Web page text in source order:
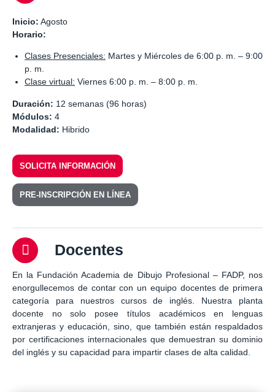
Inicio: Agosto
Horario:
Clases Presenciales: Martes y Miércoles de 6:00 p. m. – 9:00
p. m.
Clase virtual: Viernes 6:00 p. m. – 8:00 p. m.
Duración: 12 semanas (96 horas)
Módulos: 4
Modalidad: Hibrido
SOLICITA INFORMACIÓN
PRE-INSCRIPCIÓN EN LÍNEA
Docentes
En la Fundación Academia de Dibujo Profesional – FADP, nos
enorgullecemos de contar con un equipo docentes de primera
categoría para nuestros cursos de inglés. Nuestra planta
docente no solo posee títulos académicos en lenguas
extranjeras y educación, sino, que también están respaldados
por certificaciones internacionales que demuestran su dominio
del inglés y su capacidad para impartir clases de alta calidad.